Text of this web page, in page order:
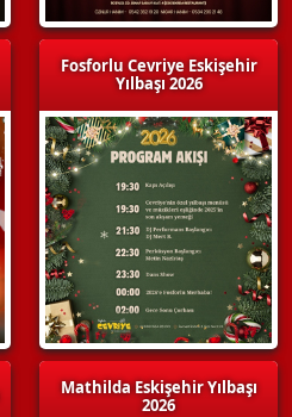
Fosforlu Cevriye Eskişehir
Yılbaşı 2026
Mathilda Eskişehir Yılbaşı
2026